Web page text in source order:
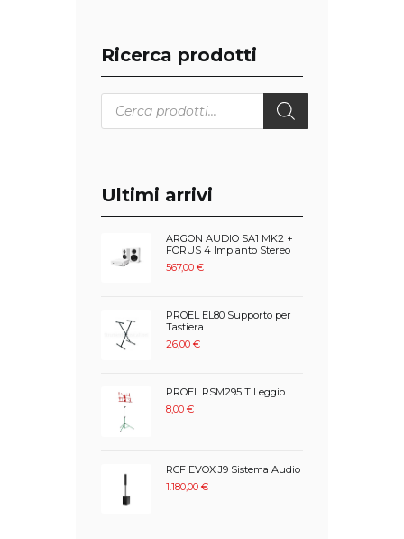
Ricerca prodotti
Products
search
Ultimi arrivi
ARGON AUDIO SA1 MK2 +
FORUS 4 Impianto Stereo
567,00€
PROEL EL80 Supporto per
Tastiera
26,00€
PROEL RSM295IT Leggio
8,00€
RCF EVOX J9 Sistema Audio
1.180,00€